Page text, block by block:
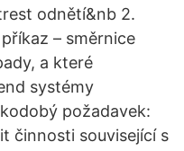
odnětí&nb 2.
– směrnice
a které
systémy
požadavek:
činnosti související s